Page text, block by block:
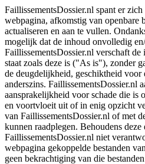
FaillissementsDossier.nl spant er
webpagina, afkomstig van openbare
actualiseren en aan te vullen.
mogelijk dat de inhoud onvolledig
FaillissementsDossier.nl verschaft
staat zoals deze is ("As is"), zonder
de deugdelijkheid, geschiktheid voor
anderszins. FaillissementsDossier.nl
aansprakelijkheid voor schade die is
en voortvloeit uit of in enig opzicht
van FaillissementsDossier.nl of met
kunnen raadplegen. Behoudens deze
FaillissementsDossier.nl niet
webpagina gekoppelde bestanden
geen bekrachtiging van die